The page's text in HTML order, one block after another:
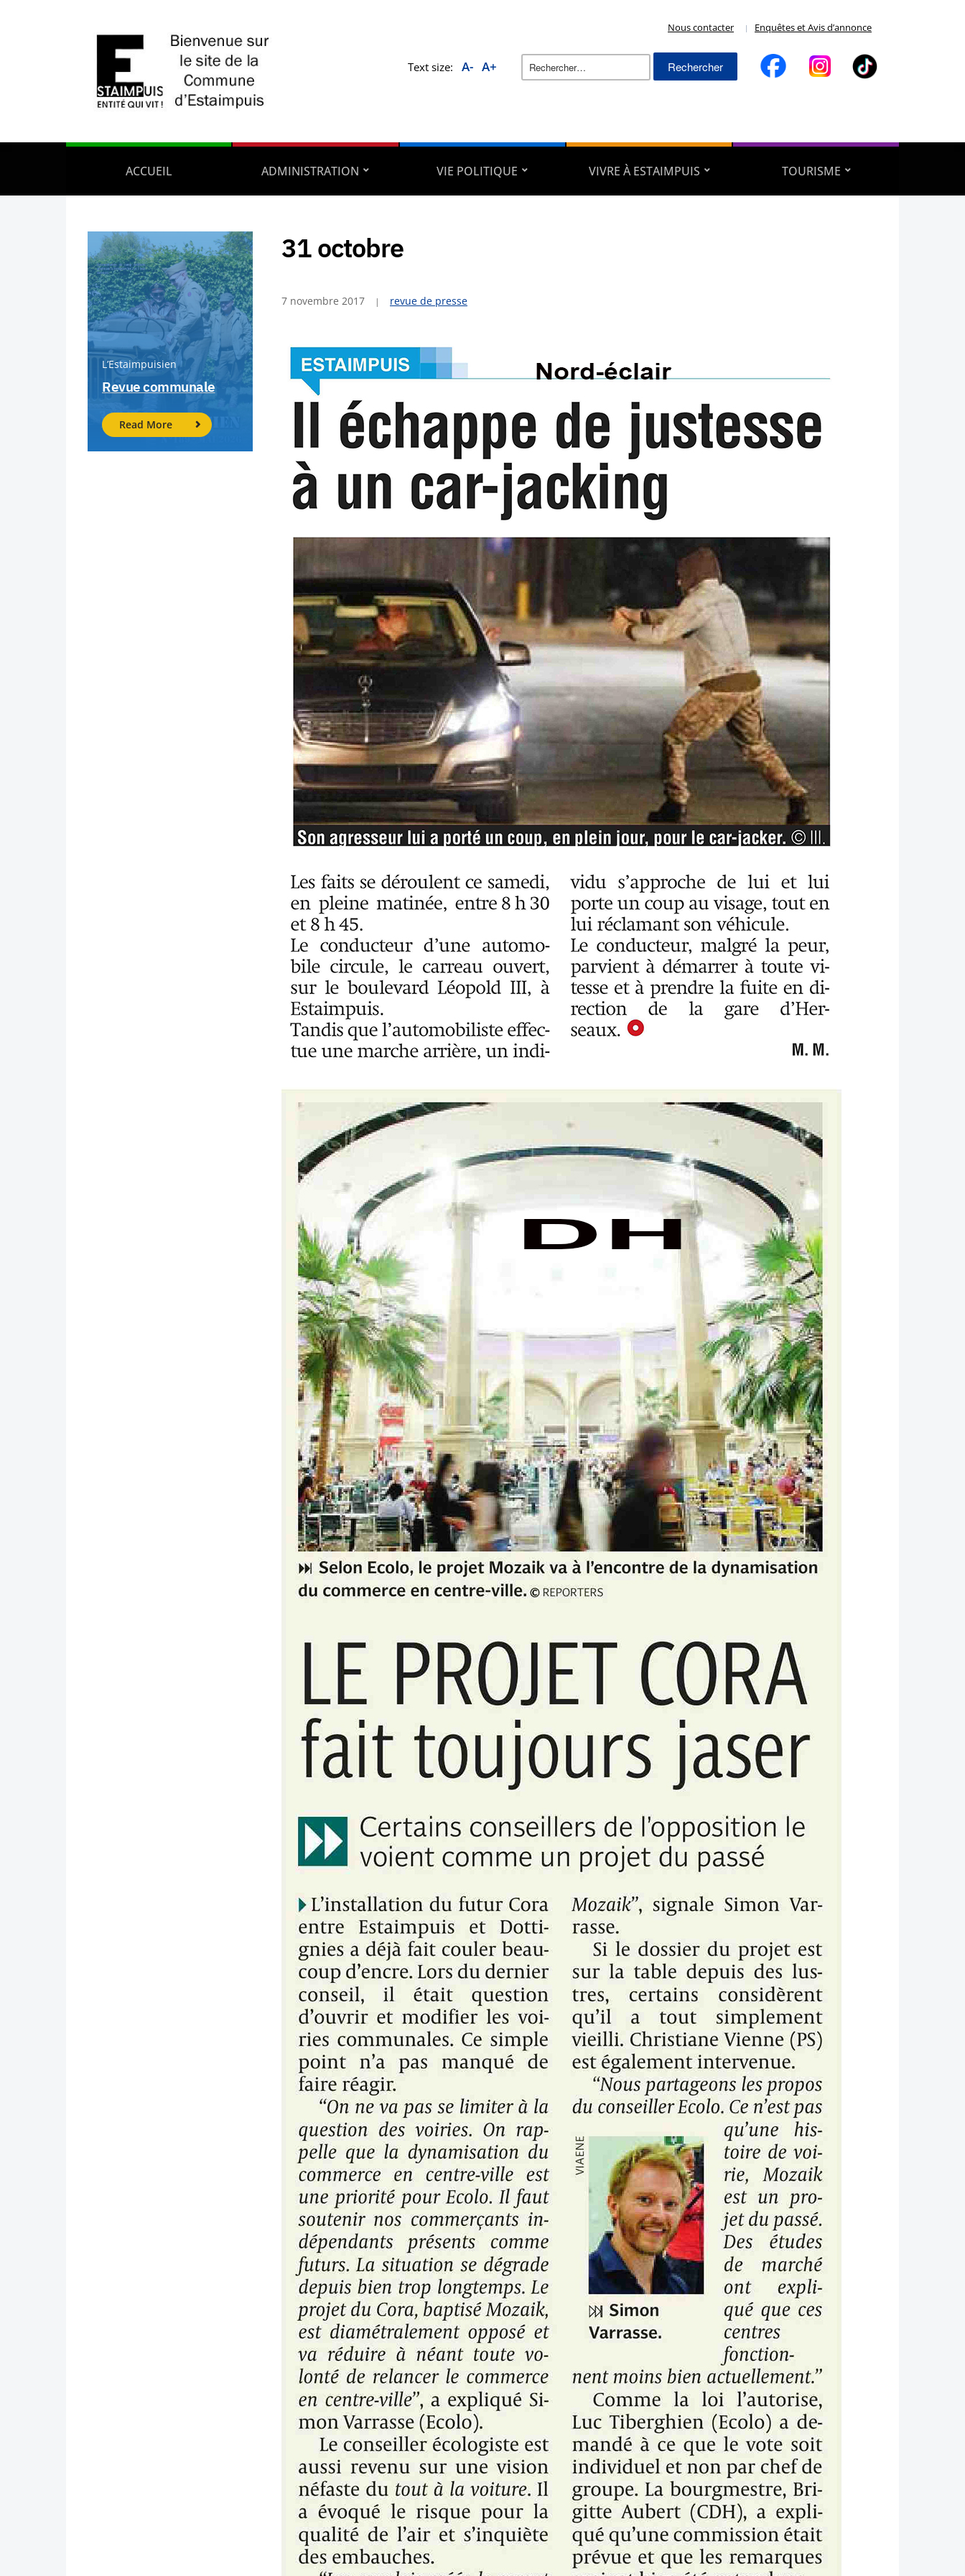
Nous contacter Enquêtes et Avis d’annonce
Text size: A- A+
Rechercher :
ACCUEIL ADMINISTRATION VIE POLITIQUE VIVRE À ESTAIMPUIS TOURISME
L’Estaimpuisien
Revue communale
Read More
31 octobre
7 novembre 2017 revue de presse